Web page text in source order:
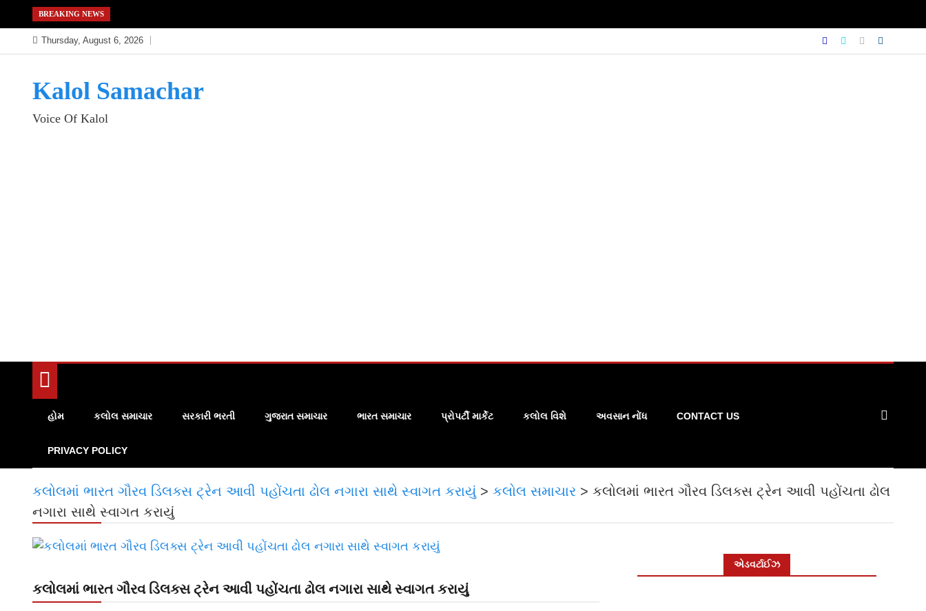
to
content
BREAKING NEWS
Thursday, August 6, 2026
Kalol Samachar
Voice Of Kalol
હોમ કલોલ સમાચાર સરકારી ભરતી ગુજરાત સમાચાર ભારત સમાચાર પ્રોપર્ટી માર્કેટ કલોલ વિશે અવસાન નોંધ CONTACT US
PRIVACY POLICY
કલોલમાં ભારત ગૌરવ ડિલક્સ ટ્રેન આવી પહોંચતા ઢોલ નગારા સાથે સ્વાગત કરાયું > કલોલ સમાચાર > કલોલમાં ભારત ગૌરવ ડિલક્સ ટ્રેન આવી પહોંચતા ઢોલ
નગારા સાથે સ્વાગત કરાયું
કલોલમાં ભારત ગૌરવ ડિલક્સ ટ્રેન આવી પહોંચતા ઢોલ નગારા સાથે સ્વાગત કરાયું
એડવર્ટાઈઝ